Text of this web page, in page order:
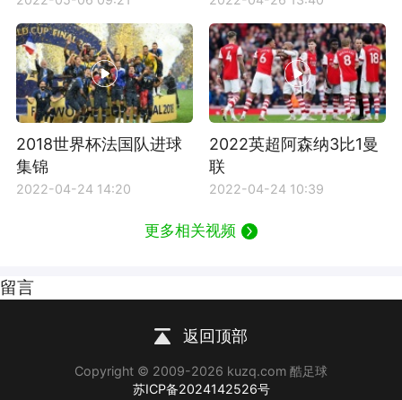
2018世界杯法国队进球
集锦
2022-04-24 14:20
2022英超阿森纳3比1曼
联
2022-04-24 10:39
更多相关视频
留言
返回顶部
Copyright © 2009-2026 kuzq.com 酷足球
苏ICP备2024142526号